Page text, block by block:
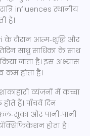
influences स्थानीय
है।
के दौरान आत्म‑शुद्धि और
साधु साधिका के साथ
जाता है। इस अभ्यास
होता है।
व्यंजनों में कच्चा
हैं। पाँचवें दिन
और पानी‑पानी
होता है।